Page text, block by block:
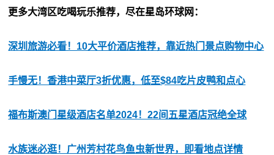
更多大湾区吃喝玩乐推荐，尽在星岛环球网：
深圳旅游必看！10大平价酒店推荐，靠近热门景点购物中心
手慢无！香港中菜厅3折优惠，低至$84吃片皮鸭和点心
福布斯澳门星级酒店名单2024！22间五星酒店冠绝全球
水族迷必逛！广州芳村花鸟鱼虫新世界，即看地点详情